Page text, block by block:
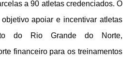
a 90 atletas credenciados. O
apoiar e incentivar atletas
do Rio Grande do Norte,
financeiro para os treinamentos